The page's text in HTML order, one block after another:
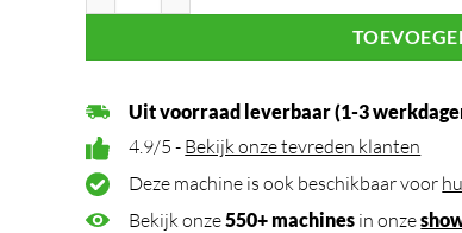
Uit voorraad leverbaar (1-3
4.9/5 - Bekijk onze tevreden klanten
Deze machine is ook beschikbaar voor
Bekijk onze550+ machines in onze